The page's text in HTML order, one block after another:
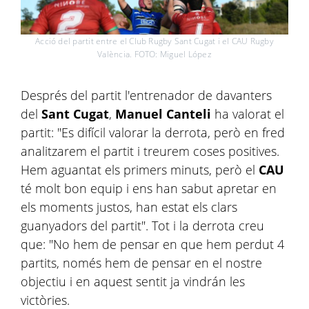
Acció del partit entre el Club Rugby Sant Cugat i el CAU Rugby
València. FOTO: Miguel López
Després del partit l'entrenador de davanters
del Sant Cugat, Manuel Canteli ha valorat el
partit: "Es difícil valorar la derrota, però en fred
analitzarem el partit i treurem coses positives.
Hem aguantat els primers minuts, però el CAU
té molt bon equip i ens han sabut apretar en
els moments justos, han estat els clars
guanyadors del partit". Tot i la derrota creu
que: "No hem de pensar en que hem perdut 4
partits, només hem de pensar en el nostre
objectiu i en aquest sentit ja vindrán les
victòries.